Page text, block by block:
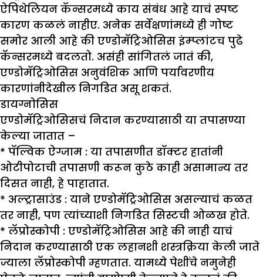
ऐपिथेलियन कॅन्सरमध्ये काय संबंध आहे याचं स्पष्ट
कारण कळलं नाहीए. अनेक सर्वेक्षणांमध्ये ही गोष्ट
समोर आली आहे की एण्डोमॅट्रिओसिस इंम्प्लांटच पुढे
कॅन्सरमध्ये बदलतो. असंही सांगितलं जातं की,
एण्डोमॅट्रिओसिस अनुवंशिक आणि पर्यावरणीय
कारणांनीदेखील निगडित असू शकतं.
डायग्नोसिस
एण्डोमॅट्रिओसिसचं निदान करण्यासाठी या तपासण्या
केल्या जातात –
* पॅल्विक ऐग्जाम : या तपासणीत डॉक्टर हातांनी
ओटीपोटाची तपासणी करून कुठे काही असामान्य तर
दिसत नाही, हे पाहातात.
* अल्ट्रासाउंड : याने एण्डोमॅट्रिओसिस असल्याचं कळत
तर नाही, पण त्यांच्याशी निगडित सिस्टची ओळख होते.
* लॅप्रोस्कोपी : एण्डोमॅट्रिओसिस आहे की नाही याचं
निदान करण्यासाठी एक लहानशी शस्त्रक्रिया केली जाते
ज्याला लॅप्रोस्कोपी म्हणतात. यामध्ये पेशींचे नमुनेही